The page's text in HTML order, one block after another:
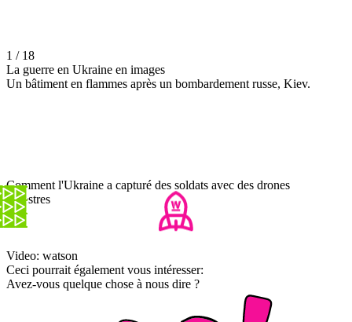
1 / 18
La guerre en Ukraine en images
Un bâtiment en flammes après un bombardement russe, Kiev.
Comment l'Ukraine a capturé des soldats avec des drones
terrestres
Video: watson
Ceci pourrait également vous intéresser:
Avez-vous quelque chose à nous dire ?